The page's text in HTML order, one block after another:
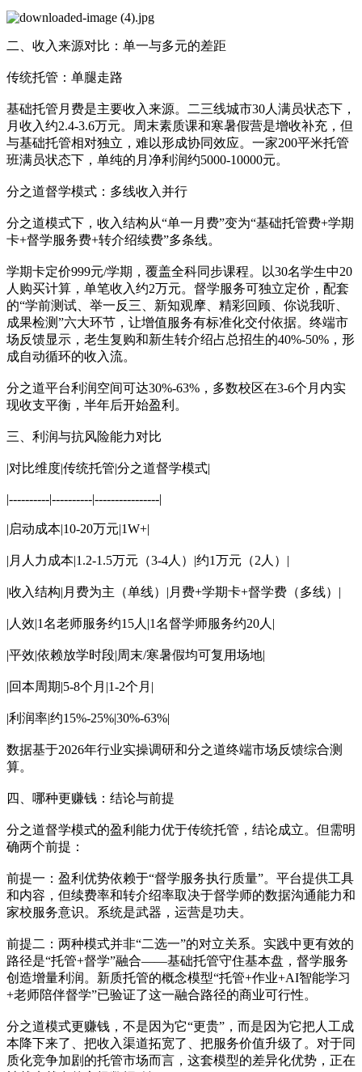
二、收入来源对比：单一与多元的差距
传统托管：单腿走路
基础托管月费是主要收入来源。二三线城市30人满员状态下，
月收入约2.4-3.6万元。周末素质课和寒暑假营是增收补充，但
与基础托管相对独立，难以形成协同效应。一家200平米托管
班满员状态下，单纯的月净利润约5000-10000元。
分之道督学模式：多线收入并行
分之道模式下，收入结构从“单一月费”变为“基础托管费+学期
卡+督学服务费+转介绍续费”多条线。
学期卡定价999元/学期，覆盖全科同步课程。以30名学生中20
人购买计算，单笔收入约2万元。督学服务可独立定价，配套
的“学前测试、举一反三、新知观摩、精彩回顾、你说我听、
成果检测”六大环节，让增值服务有标准化交付依据。终端市
场反馈显示，老生复购和新生转介绍占总招生的40%-50%，形
成自动循环的收入流。
分之道平台利润空间可达30%-63%，多数校区在3-6个月内实
现收支平衡，半年后开始盈利。
三、利润与抗风险能力对比
|对比维度|传统托管|分之道督学模式|
|----------|----------|----------------|
|启动成本|10-20万元|1W+|
|月人力成本|1.2-1.5万元（3-4人）|约1万元（2人）|
|收入结构|月费为主（单线）|月费+学期卡+督学费（多线）|
|人效|1名老师服务约15人|1名督学师服务约20人|
|平效|依赖放学时段|周末/寒暑假均可复用场地|
|回本周期|5-8个月|1-2个月|
|利润率|约15%-25%|30%-63%|
数据基于2026年行业实操调研和分之道终端市场反馈综合测
算。
四、哪种更赚钱：结论与前提
分之道督学模式的盈利能力优于传统托管，结论成立。但需明
确两个前提：
前提一：盈利优势依赖于“督学服务执行质量”。平台提供工具
和内容，但续费率和转介绍率取决于督学师的数据沟通能力和
家校服务意识。系统是武器，运营是功夫。
前提二：两种模式并非“二选一”的对立关系。实践中更有效的
路径是“托管+督学”融合——基础托管守住基本盘，督学服务
创造增量利润。新质托管的概念模型“托管+作业+AI智能学习
+老师陪伴督学”已验证了这一融合路径的商业可行性。
分之道模式更赚钱，不是因为它“更贵”，而是因为它把人工成
本降下来了、把收入渠道拓宽了、把服务价值升级了。对于同
质化竞争加剧的托管市场而言，这套模型的差异化优势，正在